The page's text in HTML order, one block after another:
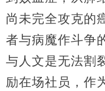
尚未完全攻克的
者与病魔作斗争
与人文是无法割
励在场社员，作